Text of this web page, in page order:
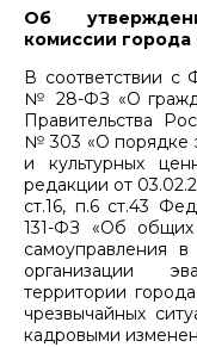
Об
комиссии
В соответствии с
№ 28-ФЗ «О
Правительства
№ 303 «О порядке
и культурных
редакции от
ст.16, п.6 ст.43
131-ФЗ «Об общих
самоуправления
организации
территории
чрезвычайных
кадровыми